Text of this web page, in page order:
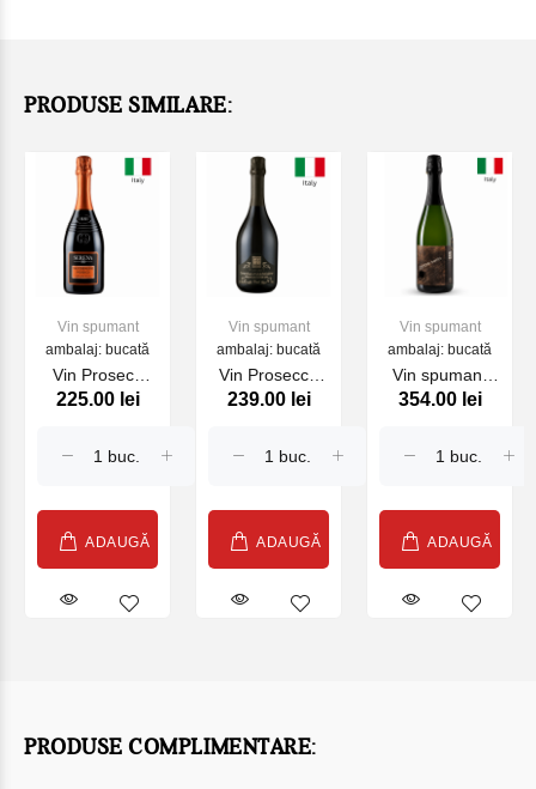
PRODUSE SIMILARE:
Vin spumant
ambalaj: bucată
Vin Proseco
Serena
DOCG
225.00 lei
ADAUGĂ
Vin spumant
ambalaj: bucată
Vin Prosecco
Millesimato Brut
750 ml
239.00 lei
ADAUGĂ
Vin spumant
ambalaj: bucată
Vin spumant
Edmond
FELLINE , alb,
354.00 lei
ADAUGĂ
PRODUSE COMPLIMENTARE: